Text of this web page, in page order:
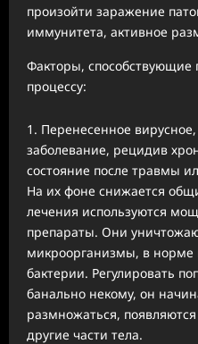
произойти заражение
иммунитета, активное
Факторы, способствующие
процессу:
Перенесенное
заболевание, рецидив
состояние после травмы
На их фоне снижается
лечения используются
препараты. Они
микроорганизмы, в норме
бактерии. Регулировать
банально некому, он
размножаться,
другие части тела.